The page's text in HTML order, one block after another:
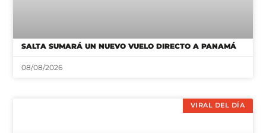
SALTA SUMARÁ UN NUEVO VUELO DIRECTO A PANAMÁ
08/08/2026
VIRAL DEL DÍA